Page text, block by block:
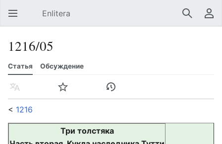
Открыть главное меню Enlitera Найти Пользовательское меню
1216/05
Статья Обсуждение
Язык Следить История
< 1216
Три толстяка